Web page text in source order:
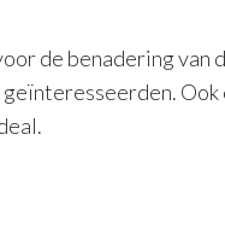
de benadering van